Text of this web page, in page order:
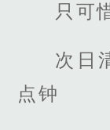
只可
次日
点钟